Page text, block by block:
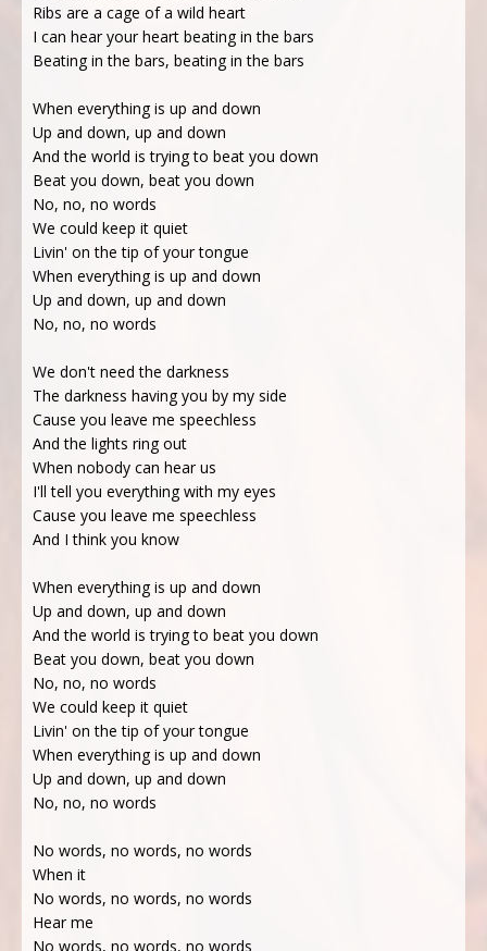
Ribs are a cage of a wild heart
I can hear your heart beating in the bars
Beating in the bars, beating in the bars
When everything is up and down
Up and down, up and down
And the world is trying to beat you down
Beat you down, beat you down
No, no, no words
We could keep it quiet
Livin' on the tip of your tongue
When everything is up and down
Up and down, up and down
No, no, no words
We don't need the darkness
The darkness having you by my side
Cause you leave me speechless
And the lights ring out
When nobody can hear us
I'll tell you everything with my eyes
Cause you leave me speechless
And I think you know
When everything is up and down
Up and down, up and down
And the world is trying to beat you down
Beat you down, beat you down
No, no, no words
We could keep it quiet
Livin' on the tip of your tongue
When everything is up and down
Up and down, up and down
No, no, no words
No words, no words, no words
When it
No words, no words, no words
Hear me
No words, no words, no words